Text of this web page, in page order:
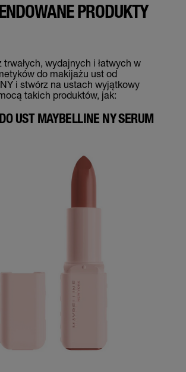
PRODUKTY
trwałych, wydajnych i łatwych w
do makijażu ust od
i stwórz na ustach wyjątkowy
takich produktów, jak:
UST MAYBELLINE NY SERUM